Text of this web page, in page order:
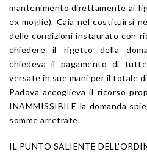
mantenimento direttamente ai
ex moglie). Caia nel costituirsi
delle condizioni instaurato con
chiedere il rigetto della
chiedeva il pagamento di
versate in sue mani per il totale
Padova accoglieva il ricorso
INAMMISSIBILE la domanda
somme arretrate.
IL PUNTO SALIENTE